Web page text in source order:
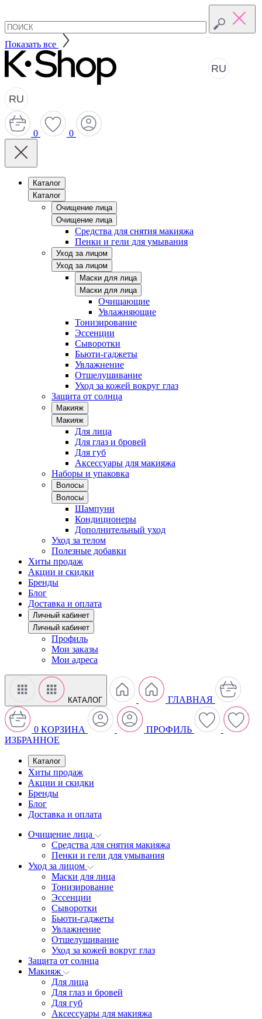
Показать все
RU
RU
0 0
Каталог
Каталог
Очищение лица
Очищение лица
Средства для снятия макияжа
Пенки и гели для умывания
Уход за лицом
Уход за лицом
Маски для лица
Маски для лица
Очищающие
Увлажняющие
Тонизирование
Эссенции
Сыворотки
Бьюти-гаджеты
Увлажнение
Отшелушивание
Уход за кожей вокруг глаз
Защита от солнца
Макияж
Макияж
Для лица
Для глаз и бровей
Для губ
Аксессуары для макияжа
Наборы и упаковка
Волосы
Волосы
Шампуни
Кондиционеры
Дополнительный уход
Уход за телом
Полезные добавки
Хиты продаж
Акции и скидки
Бренды
Блог
Доставка и оплата
Личный кабинет
Личный кабинет
Профиль
Мои заказы
Мои адреса
КАТАЛОГ ГЛАВНАЯ
0 КОРЗИНА
ПРОФИЛЬ
ИЗБРАННОЕ
Каталог
Хиты продаж
Акции и скидки
Бренды
Блог
Доставка и оплата
Очищение лица
Средства для снятия макияжа
Пенки и гели для умывания
Уход за лицом
Маски для лица
Тонизирование
Эссенции
Сыворотки
Бьюти-гаджеты
Увлажнение
Отшелушивание
Уход за кожей вокруг глаз
Защита от солнца
Макияж
Для лица
Для глаз и бровей
Для губ
Аксессуары для макияжа